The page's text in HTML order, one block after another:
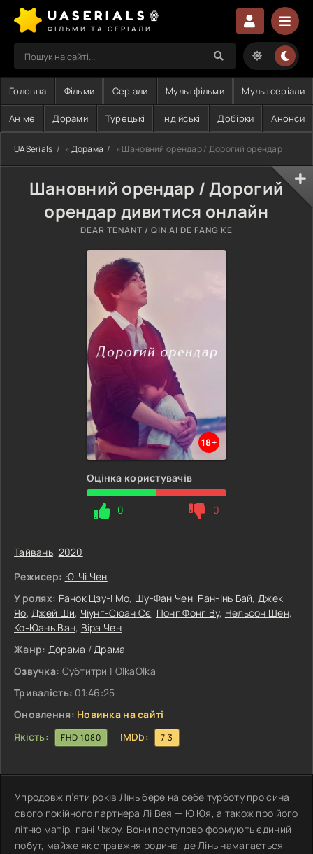
UASERIALS🍿
ФІЛЬМИ ТА СЕРІАЛИ
Головна Фільми Серіали Мультфільми Мультсеріали
Аніме Дорами Турецькі Індійські Добірки Анонси
UASerials » Дорама » Шановний орендар / Дорогий орендар
Шановний орендар / Дорогий
орендар дивитися онлайн
DEAR TENANT / QIN AI DE FANG KE
18+
Оцінка користувачів
0 0
Тайвань, 2020
Режисер: Ю-Чі Чен
У ролях: Ранок Цзу-І Мо, Шу-Фан Чен, Ран-Інь Бай,Джек
Яо,Джей Ши, Чіунг-Сюан Сє, Понг Фонг Ву, Нельсон Шен,
Ко-Юань Ван, Віра Чен
Жанр: Дорама /Драма
Озвучка: Субтитри | OlkaOlka
Тривалість: 01:46:25
Оновлення: Новинка на сайті
Якість:
FHD 1080 IMDb: 7.3
Упродовж п’яти років Лінь бере на себе турботу про сина
свого покійного партнера Лі Вея — Ю Юя, а також про його
літню матір, пані Чжоу. Вони поступово формують єдиний
побут, майже як справжня родина, де Лінь намагається